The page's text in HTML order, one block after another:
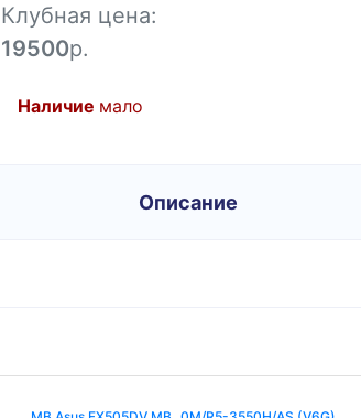
Клубная цена:
19500р.
Наличие мало
Описание